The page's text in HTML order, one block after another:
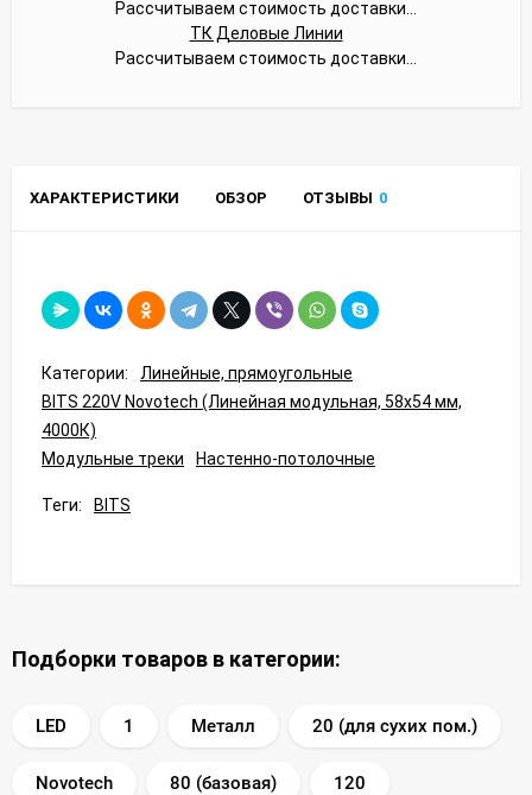
Рассчитываем стоимость доставки...
ТК Деловые Линии
Рассчитываем стоимость доставки...
ХАРАКТЕРИСТИКИ ОБЗОР ОТЗЫВЫ 0
Категории:
Линейные, прямоугольные
BITS 220V Novotech (Линейная модульная, 58x54 мм,
4000К)
Модульные треки
Настенно-потолочные
Теги: BITS
Подборки товаров в категории:
LED 1 Металл 20 (для сухих пом.)
Novotech 80 (базовая) 120